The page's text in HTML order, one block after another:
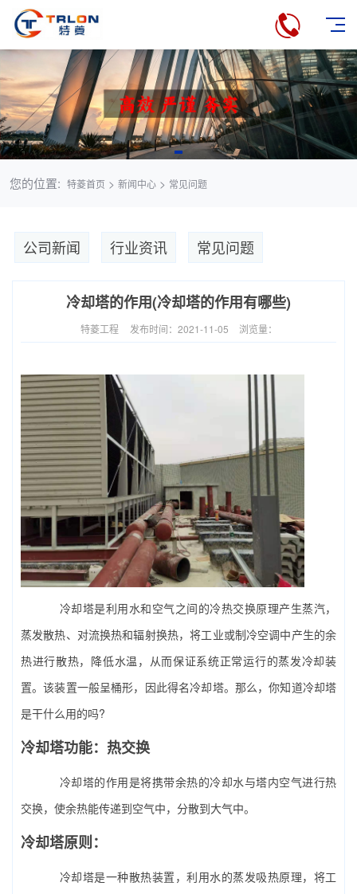
您的位置: 特菱首页 > 新闻中心> 常见问题
公司新闻 行业资讯 常见问题
冷却塔的作用(冷却塔的作用有哪些)
特菱工程 发布时间：2021-11-05 浏览量：
冷却塔是利用水和空气之间的冷热交换原理产生蒸汽，
蒸发散热、对流换热和辐射换热，将工业或制冷空调中产生的余
热进行散热，降低水温，从而保证系统正常运行的蒸发冷却装
置。该装置一般呈桶形，因此得名冷却塔。那么，你知道冷却塔
是干什么用的吗?
冷却塔功能：热交换
冷却塔的作用是将携带余热的冷却水与塔内空气进行热
交换，使余热能传递到空气中，分散到大气中。
冷却塔原则：
冷却塔是一种散热装置，利用水的蒸发吸热原理，将工